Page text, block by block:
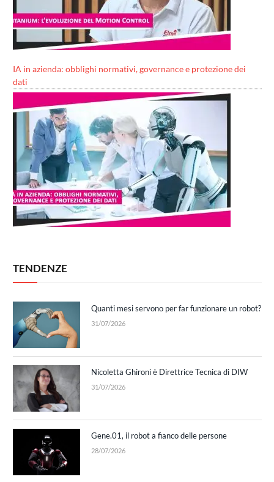
IA in azienda: obblighi normativi, governance e protezione dei
dati
TENDENZE
Quanti mesi servono per far funzionare un robot?
31/07/2026
Nicoletta Ghironi è Direttrice Tecnica di DIW
31/07/2026
Gene.01, il robot a fianco delle persone
28/07/2026